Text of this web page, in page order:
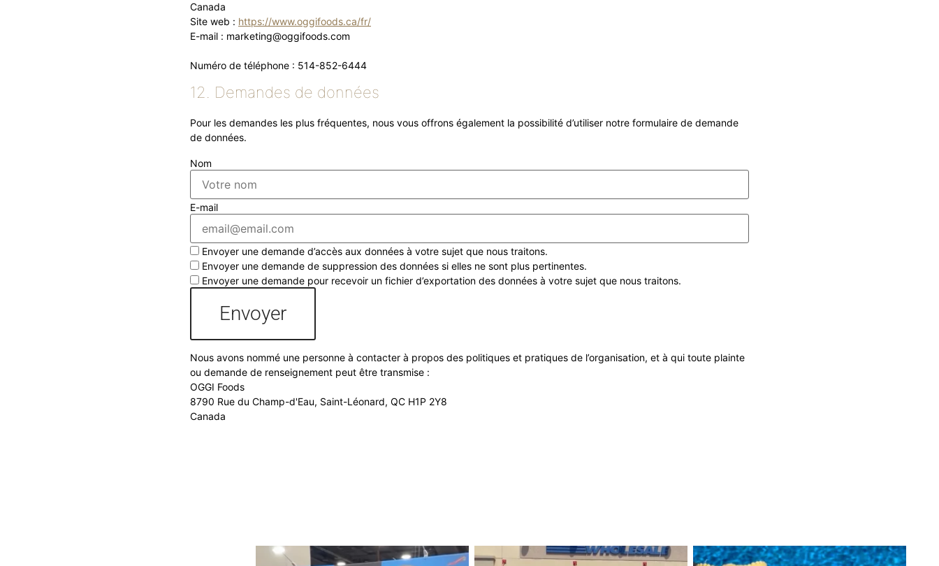
Canada
Site web : https://www.oggifoods.ca/fr/
E-mail : marketing@oggifoods.com
Numéro de téléphone : 514-852-6444
12. Demandes de données
Pour les demandes les plus fréquentes, nous vous offrons également la possibilité d’utiliser notre formulaire de demande
de données.
Nom
E-mail
Envoyer une demande d’accès aux données à votre sujet que nous traitons.
Envoyer une demande de suppression des données si elles ne sont plus pertinentes.
Envoyer une demande pour recevoir un fichier d’exportation des données à votre sujet que nous traitons.
Nous avons nommé une personne à contacter à propos des politiques et pratiques de l’organisation, et à qui toute plainte
ou demande de renseignement peut être transmise :
OGGI Foods
8790 Rue du Champ-d'Eau, Saint-Léonard, QC H1P 2Y8
Canada